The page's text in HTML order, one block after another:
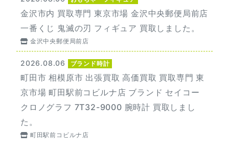
金沢市内 買取専門 東京市場 金沢中央郵便局前店
一番くじ 鬼滅の刃 フィギュア 買取しました。
金沢中央郵便局前店
2026.08.06 ブランド時計
町田市 相模原市 出張買取 高価買取 買取専門 東
京市場 町田駅前コビルナ店 ブランド セイコー
クロノグラフ 7T32-9000 腕時計 買取しまし
た。
町田駅前コビルナ店